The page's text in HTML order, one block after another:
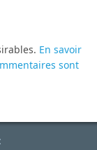
En savoir
sont